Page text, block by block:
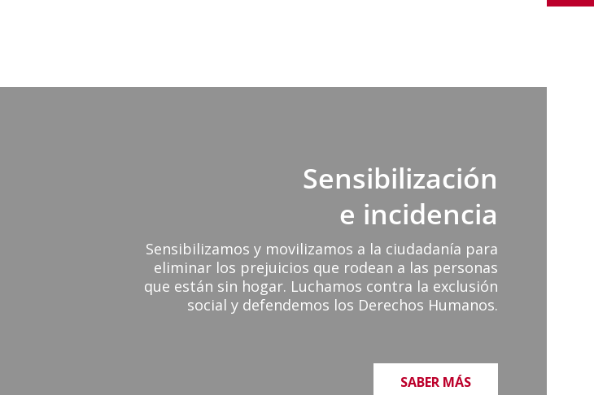
Sensibilización
e incidencia
Sensibilizamos y movilizamos a la ciudadanía para
eliminar los prejuicios que rodean a las personas
que están sin hogar. Luchamos contra la exclusión
social y defendemos los Derechos Humanos.
SABER MÁS